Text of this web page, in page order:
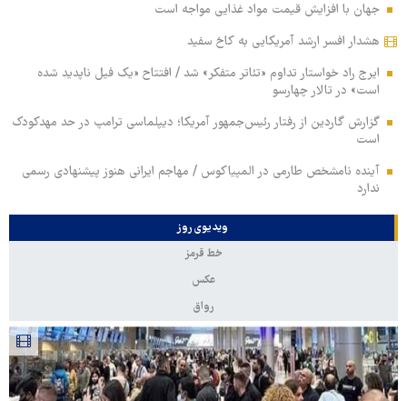
جهان با افزایش قیمت مواد غذایی مواجه است
هشدار افسر ارشد آمریکایی به کاخ سفید
ایرج راد خواستار تداوم «تئاتر متفکر» شد / افتتاح «یک فیل ناپدید شده
است» در تالار چهارسو
گزارش گاردین از رفتار رئیس‌جمهور آمریکا؛ دیپلماسی ترامپ در حد مهدکودک
است
آینده نامشخص طارمی در المپیاکوس / مهاجم ایرانی هنوز پیشنهادی رسمی
ندارد
ویدیوی روز
خط قرمز
عکس
رواق